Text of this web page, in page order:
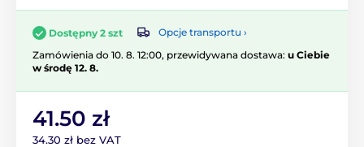
Dostępny 2 szt
Opcje transportu ›
Zamówienia do 10. 8. 12:00, przewidywana dostawa: u Ciebie
w środę 12. 8.
41.50 zł
34.30 zł bez VAT